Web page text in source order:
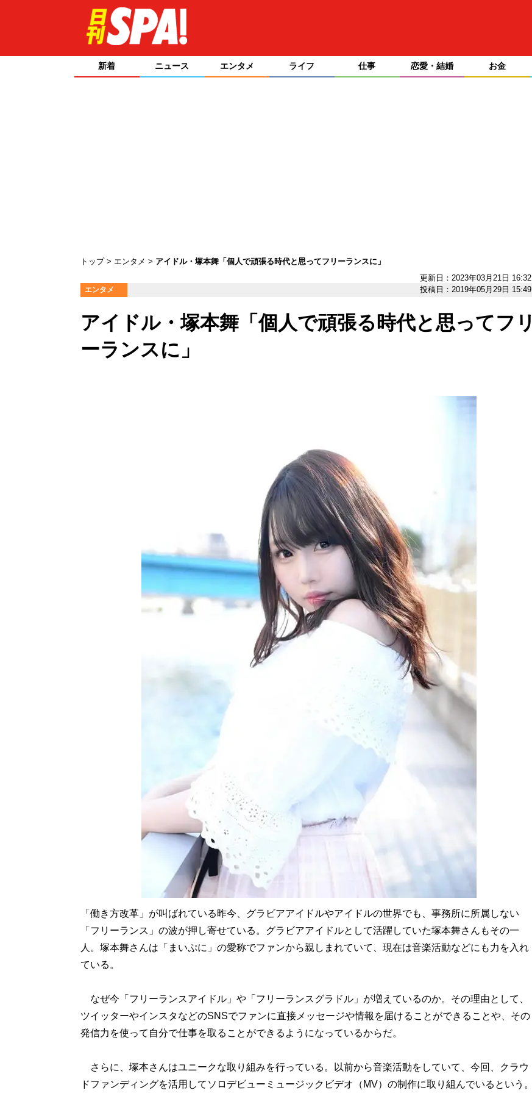
新着 ニュース エンタメ ライフ 仕事 恋愛・結婚 お金
トップ エンタメ
アイドル・塚本舞「個人で頑張る時代と思ってフリーランスに」
更新日：2023年03月21日 16:32
エンタメ 投稿日：2019年05月29日 15:49
アイドル・塚本舞「個人で頑張る時代と思ってフリ
ーランスに」
「働き方改革」が叫ばれている昨今、グラビアアイドルやアイドルの世界でも、事務所に所属しない
「フリーランス」の波が押し寄せている。グラビアアイドルとして活躍していた塚本舞さんもその一
人。塚本舞さんは「まいぷに」の愛称でファンから親しまれていて、現在は音楽活動などにも力を入れ
ている。
なぜ今「フリーランスアイドル」や「フリーランスグラドル」が増えているのか。その理由として、
ツイッターやインスタなどのSNSでファンに直接メッセージや情報を届けることができることや、その
発信力を使って自分で仕事を取ることができるようになっているからだ。
さらに、塚本さんはユニークな取り組みを行っている。以前から音楽活動をしていて、今回、クラウ
ドファンディングを活用してソロデビューミュージックビデオ（MV）の制作に取り組んでいるという。